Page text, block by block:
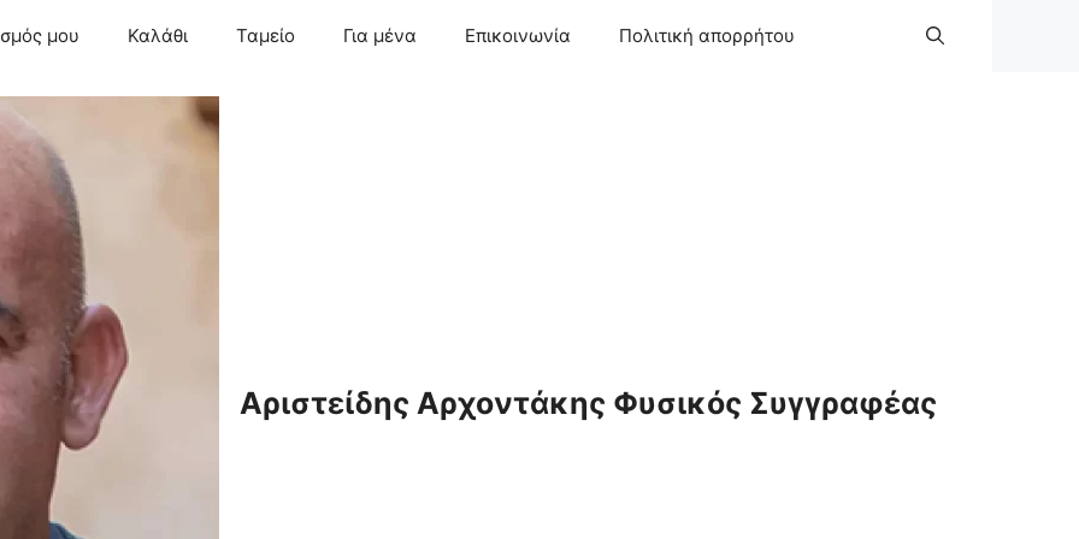
μου Καλάθι Ταμείο Για μένα Επικοινωνία Πολιτική απορρήτου
Αριστείδης Αρχοντάκης Φυσικός Συγγραφέας